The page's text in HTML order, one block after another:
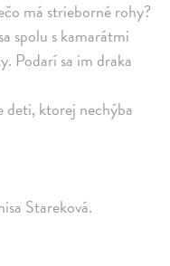
má strieborné rohy?
spolu s kamarátmi
Podarí sa im draka
deti, ktorej nechýba
Stareková.